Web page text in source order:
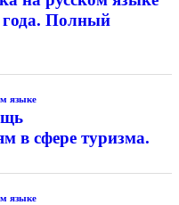
года. Полный
языке
в сфере туризма.
языке